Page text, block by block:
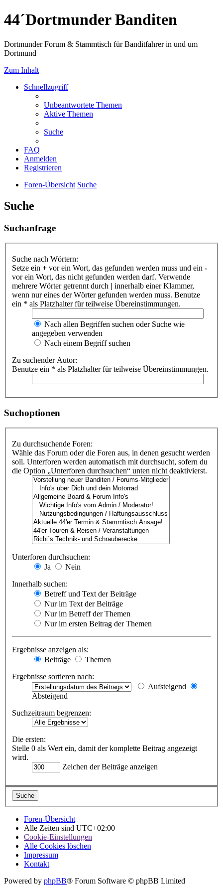
44´Dortmunder Banditen
Dortmunder Forum & Stammtisch für Banditfahrer in und um
Dortmund
Zum Inhalt
Schnellzugriff
Unbeantwortete Themen
Aktive Themen
Suche
FAQ
Anmelden
Registrieren
Foren-Übersicht Suche
Suche
Suchanfrage
Suche nach Wörtern:
Setze ein + vor ein Wort, das gefunden werden muss und ein -
vor ein Wort, das nicht gefunden werden darf. Verwende
mehrere Wörter getrennt durch | innerhalb einer Klammer,
wenn nur eines der Wörter gefunden werden muss. Benutze
ein * als Platzhalter für teilweise Übereinstimmungen.
Nach allen Begriffen suchen oder Suche wie
angegeben verwenden
Nach einem Begriff suchen
Zu suchender Autor:
Benutze ein * als Platzhalter für teilweise Übereinstimmungen.
Suchoptionen
Zu durchsuchende Foren:
Wähle das Forum oder die Foren aus, in denen gesucht werden
soll. Unterforen werden automatisch mit durchsucht, sofern du
die Option „Unterforen durchsuchen“ unten nicht deaktivierst.
Unterforen durchsuchen:
Ja
Nein
Innerhalb suchen:
Betreff und Text der Beiträge
Nur im Text der Beiträge
Nur im Betreff der Themen
Nur im ersten Beitrag der Themen
Ergebnisse anzeigen als:
Beiträge
Themen
Ergebnisse sortieren nach:
Aufsteigend
Absteigend
Suchzeitraum begrenzen:
Die ersten:
Stelle 0 als Wert ein, damit der komplette Beitrag angezeigt
wird.
Zeichen der Beiträge anzeigen
Foren-Übersicht
Alle Zeiten sind UTC+02:00
Cookie-Einstellungen
Alle Cookies löschen
Impressum
Kontakt
Powered by phpBB® Forum Software © phpBB Limited